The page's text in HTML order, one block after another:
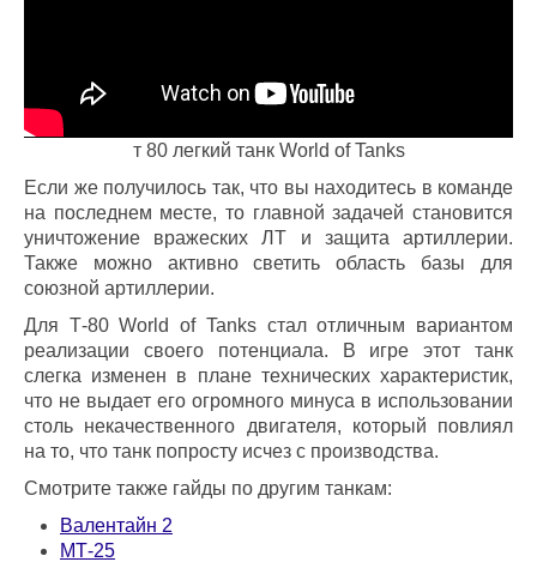
т 80 легкий танк World of Tanks
Если же получилось так, что вы находитесь в команде
на последнем месте, то главной задачей становится
уничтожение вражеских ЛТ и защита артиллерии.
Также можно активно светить область базы для
союзной артиллерии.
Для Т-80 World of Tanks стал отличным вариантом
реализации своего потенциала. В игре этот танк
слегка изменен в плане технических характеристик,
что не выдает его огромного минуса в использовании
столь некачественного двигателя, который повлиял
на то, что танк попросту исчез с производства.
Смотрите также гайды по другим танкам:
Валентайн 2
МТ-25